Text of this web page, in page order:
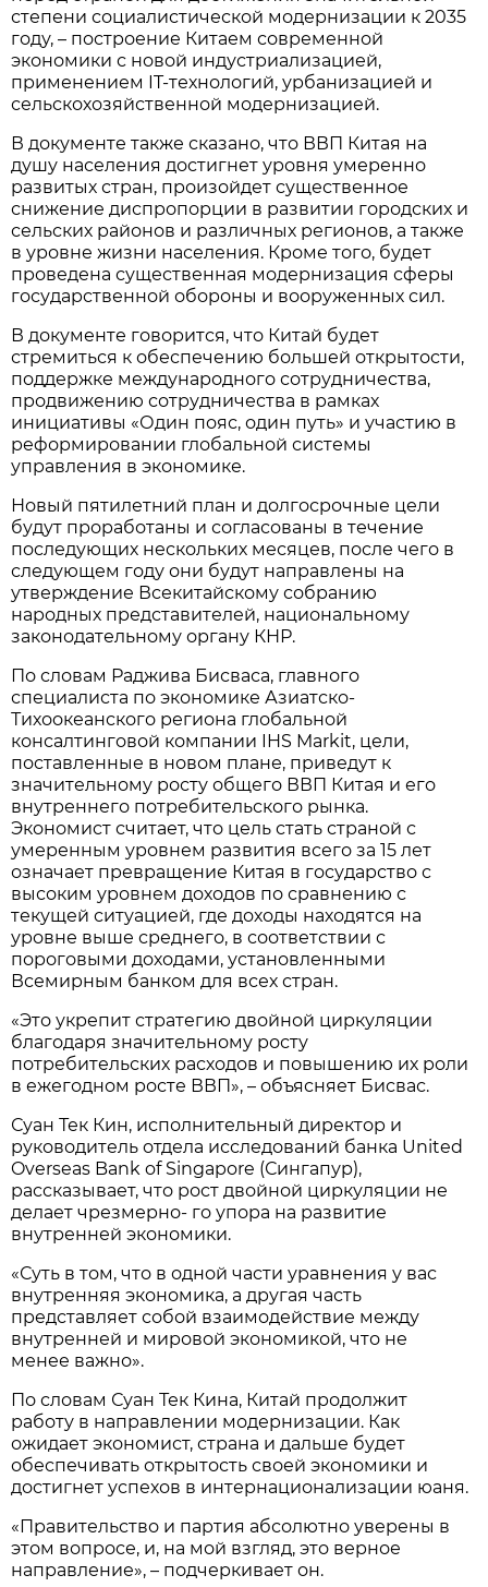
степени социалистической модернизации к 2035
году, – построение Китаем современной
экономики с новой индустриализацией,
применением IT-технологий, урбанизацией и
сельскохозяйственной модернизацией.
В документе также сказано, что ВВП Китая на
душу населения достигнет уровня умеренно
развитых стран, произойдет существенное
снижение диспропорции в развитии городских и
сельских районов и различных регионов, а также
в уровне жизни населения. Кроме того, будет
проведена существенная модернизация сферы
государственной обороны и вооруженных сил.
В документе говорится, что Китай будет
стремиться к обеспечению большей открытости,
поддержке международного сотрудничества,
продвижению сотрудничества в рамках
инициативы «Один пояс, один путь» и участию в
реформировании глобальной системы
управления в экономике.
Новый пятилетний план и долгосрочные цели
будут проработаны и согласованы в течение
последующих нескольких месяцев, после чего в
следующем году они будут направлены на
утверждение Всекитайскому собранию
народных представителей, национальному
законодательному органу КНР.
По словам Раджива Бисваса, главного
специалиста по экономике Азиатско-
Тихоокеанского региона глобальной
консалтинговой компании IHS Markit, цели,
поставленные в новом плане, приведут к
значительному росту общего ВВП Китая и его
внутреннего потребительского рынка.
Экономист считает, что цель стать страной с
умеренным уровнем развития всего за 15 лет
означает превращение Китая в государство с
высоким уровнем доходов по сравнению с
текущей ситуацией, где доходы находятся на
уровне выше среднего, в соответствии с
пороговыми доходами, установленными
Всемирным банком для всех стран.
«Это укрепит стратегию двойной циркуляции
благодаря значительному росту
потребительских расходов и повышению их роли
в ежегодном росте ВВП», – объясняет Бисвас.
Суан Тек Кин, исполнительный директор и
руководитель отдела исследований банка United
Overseas Bank of Singapore (Сингапур),
рассказывает, что рост двойной циркуляции не
делает чрезмерно- го упора на развитие
внутренней экономики.
«Суть в том, что в одной части уравнения у вас
внутренняя экономика, а другая часть
представляет собой взаимодействие между
внутренней и мировой экономикой, что не
менее важно».
По словам Суан Тек Кина, Китай продолжит
работу в направлении модернизации. Как
ожидает экономист, страна и дальше будет
обеспечивать открытость своей экономики и
достигнет успехов в интернационализации юаня.
«Правительство и партия абсолютно уверены в
этом вопросе, и, на мой взгляд, это верное
направление», – подчеркивает он.